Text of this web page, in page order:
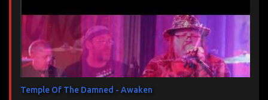
Temple Of The Damned - Awaken